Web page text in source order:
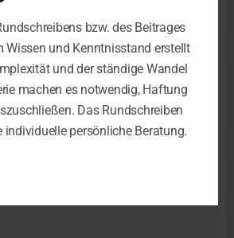
um unmittelbare Krankheitskosten,
Kosten der Vorbeugung bzw. Folge
2 K 1045/22 E , NZB BFH VI
bzw. des Beitrages
Wissen und Kenntnisstand erstellt
und der ständige Wandel
machen es notwendig, Haftung
Das Rundschreiben
individuelle persönliche Beratung.